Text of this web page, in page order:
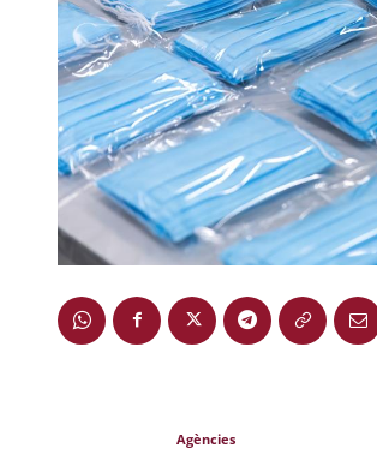
Agències